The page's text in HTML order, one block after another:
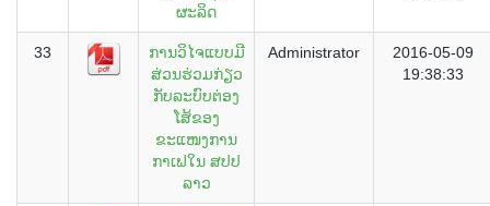
ຜະລິດ
33
ການວິໄຈແບບມີ
ສ່ວນຮ່ວມກ່ຽວ
ກັບລະບົບຕ່ອງ
ໂສ້ຂອງ
ຂະແໜງການ
ກາເຟໃນ ສປປ
ລາວ
Administrator
2016-05-09
19:38:33